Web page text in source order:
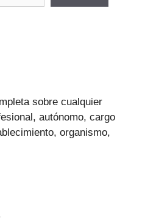
sobre cualquier
autónomo, cargo
organismo,